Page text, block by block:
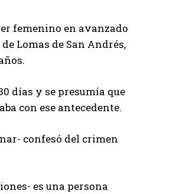
femenino en avanzado
Lomas de San Andrés,
días y se presumía que
con ese antecedente.
confesó del crimen
es una persona